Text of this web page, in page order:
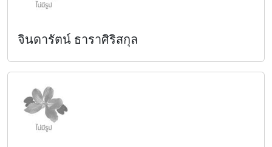
จินดารัตน์ ธาราศิริสกุล